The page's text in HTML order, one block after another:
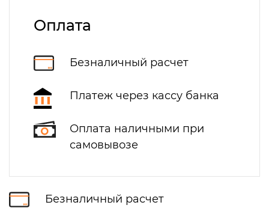
Оплата
Безналичный расчет
Платеж через кассу банка
Оплата наличными при
самовывозе
Безналичный расчет